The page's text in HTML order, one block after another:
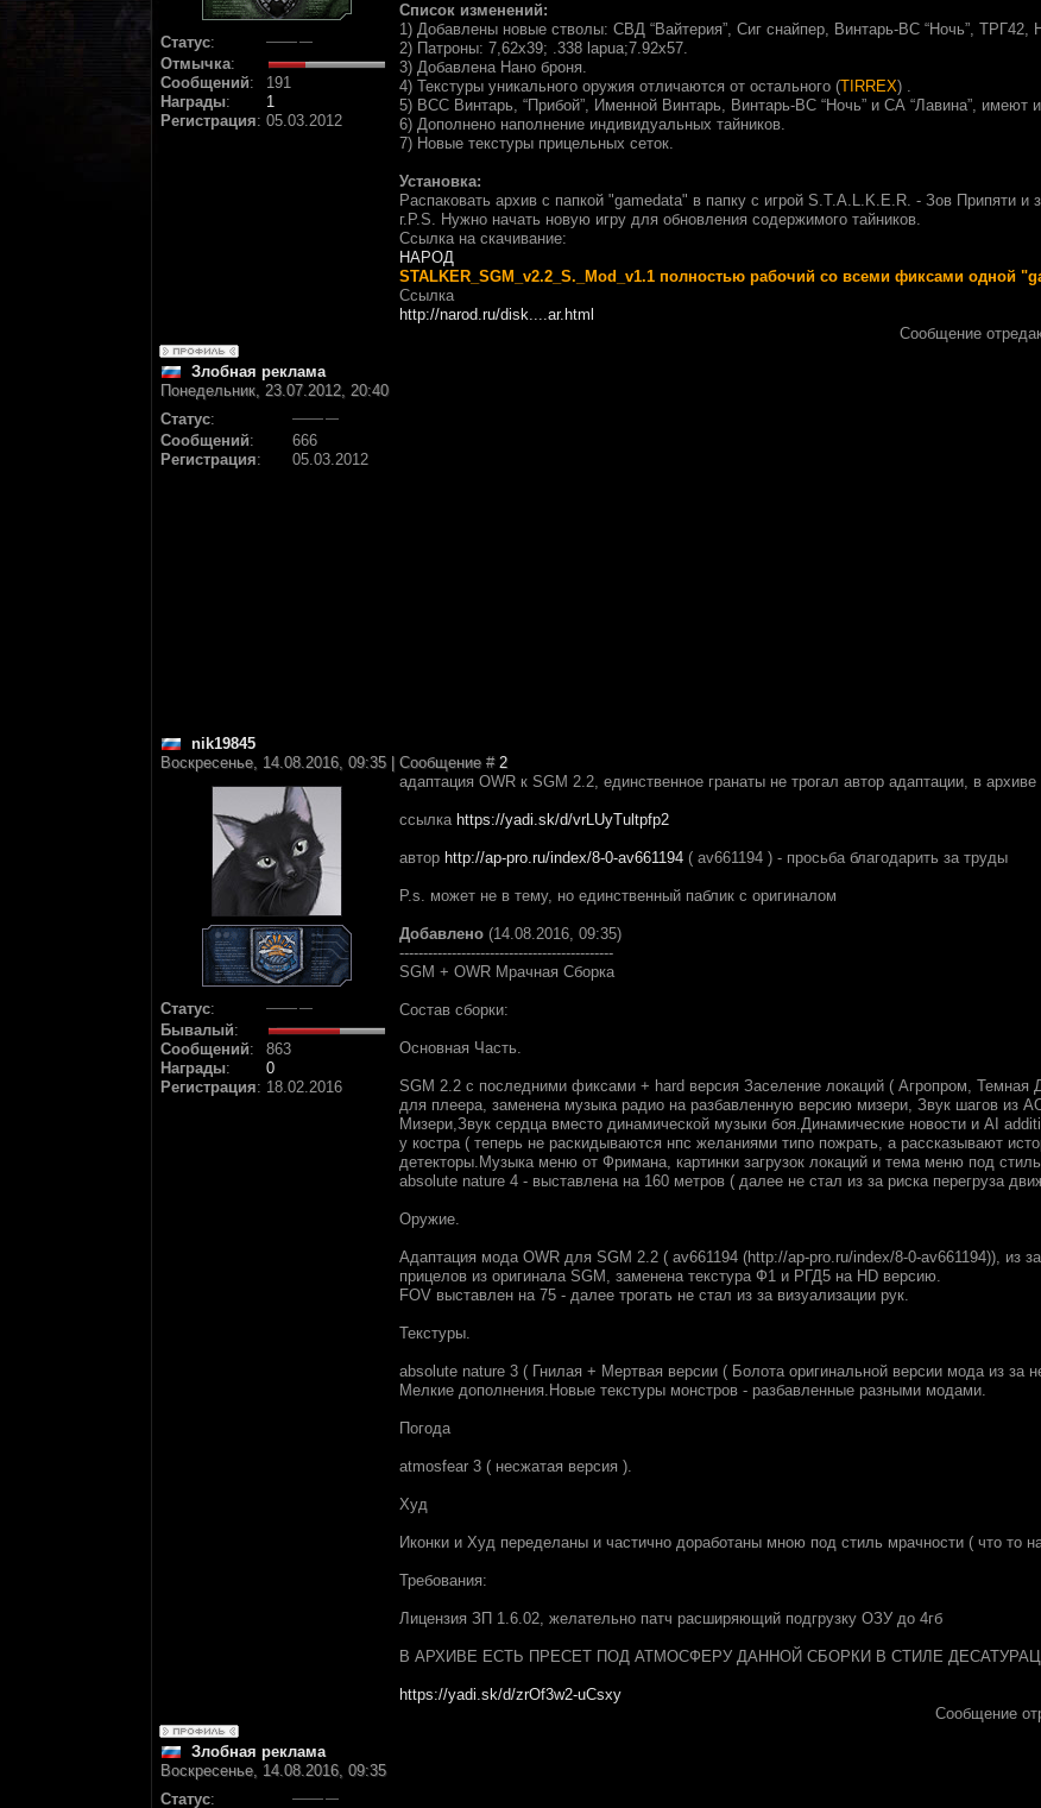
Статус:
Отмычка:
Сообщений:
191
Награды:
1
Регистрация: 05.03.2012
Список изменений:
1) Добавлены новые стволы: СВД “Вайтерия”, Сиг снайпер, Винтарь-ВС “Ночь”, ТРГ42,
2) Патроны: 7,62х39; .338 lapua;7.92x57.
3) Добавлена Нано броня.
4) Текстуры уникального оружия отличаются от остального (TIRREX) .
5) ВСС Винтарь, “Прибой”, Именной Винтарь, Винтарь-ВС “Ночь” и СА “Лавина”, имеют
6) Дополнено наполнение индивидуальных тайников.
7) Новые текстуры прицельных сеток.
Установка:
Распаковать архив с папкой "gamedata" в папку с игрой S.T.A.L.K.E.R. - Зов Припяти и
г.P.S. Нужно начать новую игру для обновления содержимого тайников.
Ссылка на скачивание:
НАРОД
STALKER_SGM_v2.2_S._Mod_v1.1 полностью рабочий со всеми фиксами одной
Ссылка
http://narod.ru/disk....ar.html
Сообщение
Злобная реклама
Понедельник, 23.07.2012, 20:40
Статус:
Сообщений:
666
Регистрация: 05.03.2012
nik19845
Воскресенье, 14.08.2016, 09:35 | Сообщение # 2
Статус:
Бывалый:
Сообщений:
863
Награды:
0
Регистрация: 18.02.2016
адаптация OWR к SGM 2.2, единственное гранаты не трогал автор адаптации, в
ссылка https://yadi.sk/d/vrLUyTultpfp2
автор http://ap-pro.ru/index/8-0-av661194 ( av661194 ) - просьба благодарить за труды
P.s. может не в тему, но единственный паблик с оригиналом
Добавлено (14.08.2016, 09:35)
---------------------------------------------
SGM + OWR Мрачная Сборка
Состав сборки:
Основная Часть.
SGM 2.2 c последними фиксами + hard версия Заселение локаций ( Агропром,
для плеера, заменена музыка радио на разбавленную версию мизери, Звук шагов из
Мизери,Звук сердца вместо динамической музыки боя.Динамические новости и AI
у костра ( теперь не раскидываются нпс желаниями типо пожрать, а рассказывают
детекторы.Музыка меню от Фримана, картинки загрузок локаций и тема меню под
absolute nature 4 - выставлена на 160 метров ( далее не стал из за риска перегруза
Оружие.
Адаптация мода OWR для SGM 2.2 ( av661194 (http://ap-pro.ru/index/8-0-av661194)), из
прицелов из оригинала SGM, заменена текстура Ф1 и РГД5 на HD версию.
FOV выставлен на 75 - далее трогать не стал из за визуализации рук.
Текстуры.
absolute nature 3 ( Гнилая + Мертвая версии ( Болота оригинальной версии мода из за
Мелкие дополнения.Новые текстуры монстров - разбавленные разными модами.
Погода
atmosfear 3 ( несжатая версия ).
Худ
Иконки и Худ переделаны и частично доработаны мною под стиль мрачности ( что то
Требования:
Лицензия ЗП 1.6.02, желательно патч расширяющий подгрузку ОЗУ до 4гб
В АРХИВЕ ЕСТЬ ПРЕСЕТ ПОД АТМОСФЕРУ ДАННОЙ СБОРКИ В СТИЛЕ
https://yadi.sk/d/zrOf3w2-uCsxy
Сообщение
Злобная реклама
Воскресенье, 14.08.2016, 09:35
Статус: